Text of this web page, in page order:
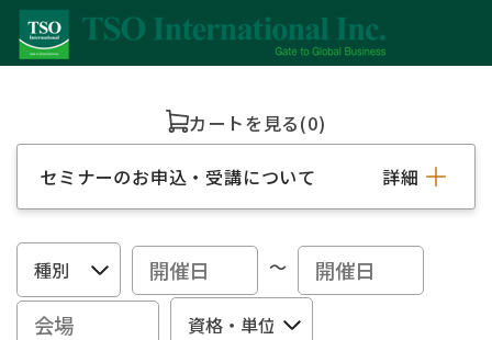
カートを見る(0)
セミナーのお申込・受講について 詳細
～